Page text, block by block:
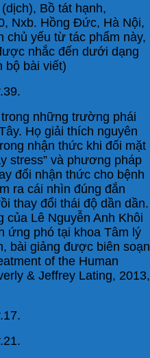
Bồ tát hạnh,
Nxb. Hồng Đức, Hà Nội,
chủ yếu từ tác phẩm này,
nhắc đến dưới dạng
bộ bài viết)
những trường phái
Họ giải thích nguyên
nhận thức khi đối mặt
stress” và phương pháp
đổi nhận thức cho bệnh
ra cái nhìn đúng đắn
thay đổi thái độ dần dần.
của Lê Nguyễn Anh Khôi
ứng phó tại khoa Tâm lý
bài giảng được biên soạn
of the Human
& Jeffrey Lating, 2013,